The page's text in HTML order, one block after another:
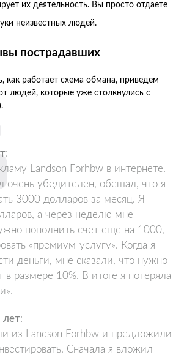
их деятельность. Вы просто отдаете
неизвестных людей.
пострадавших
как работает схема обмана, приведем
людей, которые уже столкнулись с
:
Landson Forhbw в интернете.
убедителен, обещал, что я
3000 долларов за месяц. Я
а через неделю мне
пополнить счет еще на 1000,
«премиум-услугу». Когда я
деньги, мне сказали, что нужно
в размере 10%. В итоге я потеряла
лет:
из Landson Forhbw и предложили
Сначала я вложил